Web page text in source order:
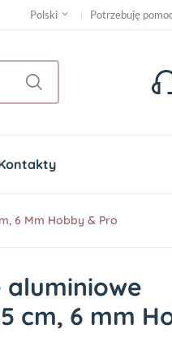
Polski Potrzebuję
6 Mm Hobby & Pro
cm, 6 mm